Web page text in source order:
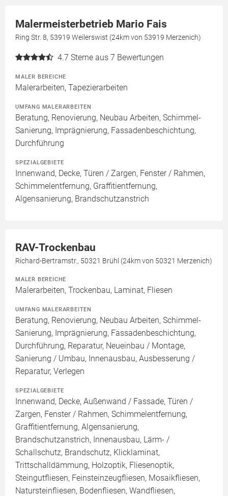
Malermeisterbetrieb Mario Fais
Ring Str. 8, 53919 Weilerswist (24km von 53919 Merzenich)
4.7 Sterne aus 7 Bewertungen
MALER BEREICHE
Malerarbeiten, Tapezierarbeiten
UMFANG MALERARBEITEN
Beratung, Renovierung, Neubau Arbeiten, Schimmel-
Sanierung, Imprägnierung, Fassadenbeschichtung,
Durchführung
SPEZIALGEBIETE
Innenwand, Decke, Türen / Zargen, Fenster / Rahmen,
Schimmelentfernung, Graffitientfernung,
Algensanierung, Brandschutzanstrich
RAV-Trockenbau
Richard-Bertramstr., 50321 Brühl (24km von 50321 Merzenich)
MALER BEREICHE
Malerarbeiten, Trockenbau, Laminat, Fliesen
UMFANG MALERARBEITEN
Beratung, Renovierung, Neubau Arbeiten, Schimmel-
Sanierung, Imprägnierung, Fassadenbeschichtung,
Durchführung, Reparatur, Neueinbau / Montage,
Sanierung / Umbau, Innenausbau, Ausbesserung /
Reparatur, Verlegen
SPEZIALGEBIETE
Innenwand, Decke, Außenwand / Fassade, Türen /
Zargen, Fenster / Rahmen, Schimmelentfernung,
Graffitientfernung, Algensanierung,
Brandschutzanstrich, Innenausbau, Lärm- /
Schallschutz, Brandschutz, Klicklaminat,
Trittschalldämmung, Holzoptik, Fliesenoptik,
Steingutfliesen, Feinsteinzeugfliesen, Mosaikfliesen,
Natursteinfliesen, Bodenfliesen, Wandfliesen,